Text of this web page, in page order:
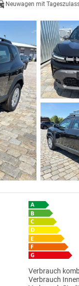
Neuwagen mit
Verbrauch
Verbrauch